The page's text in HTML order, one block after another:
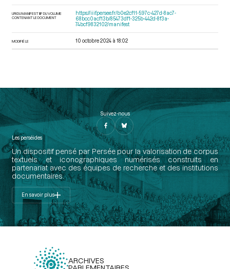
URI DU MANIFEST IIIF DU VOLUME
CONTENANT LE DOCUMENT
https://iiif.persee.fr/b0e2cf11-597c-427d-8ac7-
68bcc0acf13b/85473df1-325b-442d-8f3a-
74bcf9832102/manifest
MODIFIÉ LE 10 octobre 2024 à 18:02
Suivez-nous
Les perséides
Un dispositif pensé par Persée pour la valorisation de corpus
textuels et iconographiques numérisés construits en
partenariat avec des équipes de recherche et des institutions
documentaires.
En savoir plus
ARCHIVES